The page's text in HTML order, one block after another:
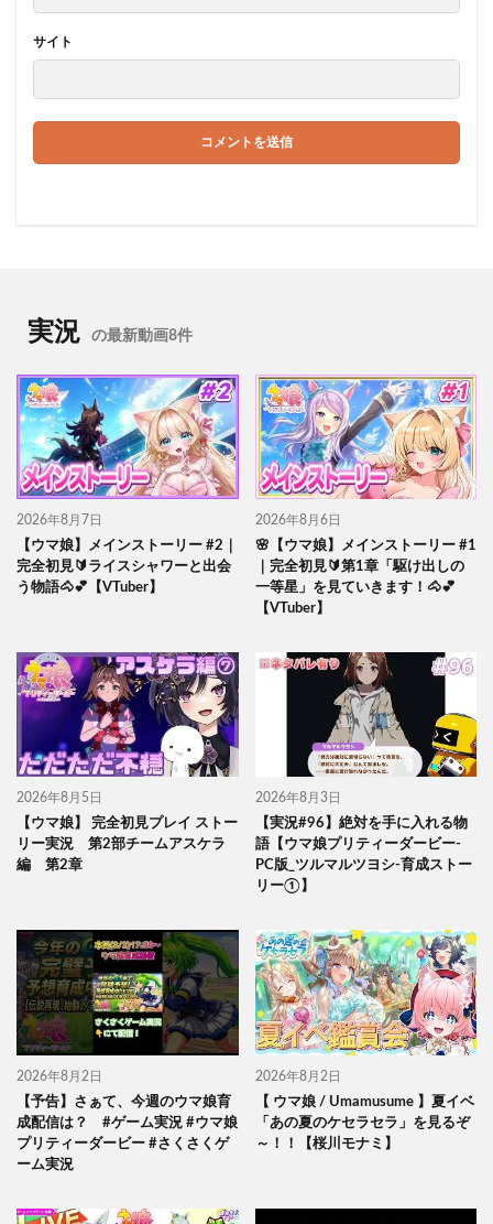
サイト
実況 の最新動画8件
2026年8月7日
【ウマ娘】メインストーリー #2｜
完全初見🔰ライスシャワーと出会
う物語🐴💕【VTuber】
2026年8月6日
🌸【ウマ娘】メインストーリー #1
｜完全初見🔰第1章「駆け出しの
一等星」を見ていきます！🐴💕
【VTuber】
2026年8月5日
【ウマ娘】 完全初見プレイ ストー
リー実況 第2部チームアスケラ
編 第2章
2026年8月3日
【実況#96】絶対を手に入れる物
語【ウマ娘プリティーダービー-
PC版_ツルマルツヨシ-育成ストー
リー①】
2026年8月2日
【予告】さぁて、今週のウマ娘育
成配信は？ #ゲーム実況 #ウマ娘
プリティーダービー #さくさくゲ
ーム実況
2026年8月2日
【 ウマ娘 / Umamusume 】夏イベ
「あの夏のケセラセラ」を見るぞ
～！！【桜川モナミ】